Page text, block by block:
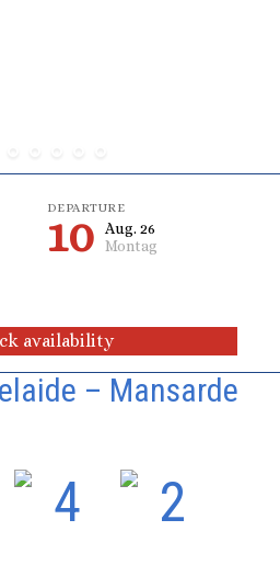
DEPARTURE
10
Aug. 26
Montag
– Mansarde
4 2